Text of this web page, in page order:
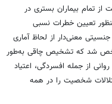
از تمام بیماران بستری در
اتریش از سال ۱۹۹۷ تا ۲۰۱۴ به منظور تعیین خطرات نسبی
معنی‌دار از لحاظ آماری
شد که تشخیص چاقی به‌طور
از جمله افسردگی، اعتیاد
شخصیت را در همه